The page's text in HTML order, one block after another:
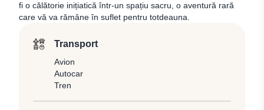
fi o călătorie inițiatică într-un spațiu sacru, o aventură rară
care vă va rămâne în suflet pentru totdeauna.
Transport
Avion
Autocar
Tren